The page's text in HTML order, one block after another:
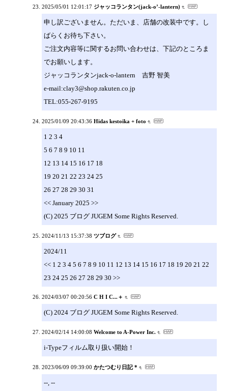
2025/05/01 12:01:17 ジャッコランタン(jack-o’-lantern)
申し訳ございません。ただいま、店舗の改装中です。し
ばらくお待ち下さい。
ご注文内容等に関するお問い合わせは、下記のところま
でお願いします。
ジャッコランタンjack-o-lantern 吉野 智美
e-mail:clay3@shop.rakuten.co.jp
TEL:055-267-9195
2025/01/09 20:43:36 Hidas kestoika + foto
1 2 3 4
5 6 7 8 9 10 11
12 13 14 15 16 17 18
19 20 21 22 23 24 25
26 27 28 29 30 31
<< January 2025 >>
(C) 2025 ブログ JUGEM Some Rights Reserved.
2024/11/13 15:37:38 ツブログ
2024/11
<< 1 2 3 4 5 6 7 8 9 10 11 12 13 14 15 16 17 18 19 20 21 22
23 24 25 26 27 28 29 30 >>
2024/03/07 00:20:56 C H I C...＋
(C) 2024 ブログ JUGEM Some Rights Reserved.
2024/02/14 14:00:08 Welcome to A-Power Inc.
i-Typeフィルム取り扱い開始！
2023/06/09 09:39:00 かたつむり日記 *
--, --